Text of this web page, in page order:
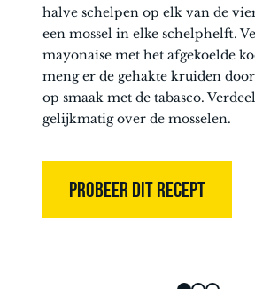
halve schelpen op elk van de
een mossel in elke schelphelft.
mayonaise met het afgekoelde
meng er de gehakte kruiden
op smaak met de tabasco.
gelijkmatig over de mosselen.
PROBEER DIT RECEPT